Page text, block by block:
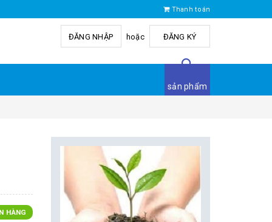
Thanh toán
ĐĂNG NHẬP hoặc ĐĂNG KÝ
sản phẩm
HÀNG